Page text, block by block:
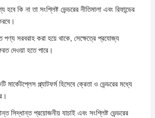
হবে কি না তা সংশ্লিষ্ট ভেন্ডরের নীতিমালা এবং রিফান্ডের
পণ্য সরবরাহ করা হয়ে থাকে, সেক্ষেত্রে প্রযোজ্য
দেওয়া হতে পারে।
প্ল্যাটফর্ম হিসেবে ক্রেতা ও ভেন্ডরের মধ্যে
সিদ্ধান্ত প্রয়োজনীয় যাচাই এবং সংশ্লিষ্ট ভেন্ডরের